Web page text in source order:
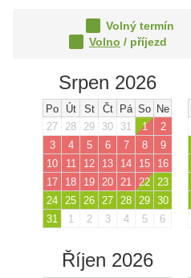
Volný termín
Volno / příjezd
Srpen 2026
Po Út St Čt Pá So Ne
27
28 29 30 31 1
2
3
4 5 6 7 8
9
10
11 12 13 14 15
16
17
18 19 20 21 22 23
24 25 26 27 28 29 30
31
1 2 3 4 5 6
Říjen 2026